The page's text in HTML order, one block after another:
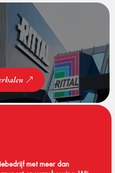
met meer dan